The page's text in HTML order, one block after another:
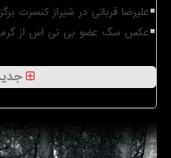
علیرضا قربانی در شیراز کنسرت
عکس سگ عضو بی تی اس از